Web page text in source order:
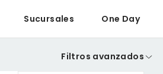
Sucursales One Day
Filtros avanzados